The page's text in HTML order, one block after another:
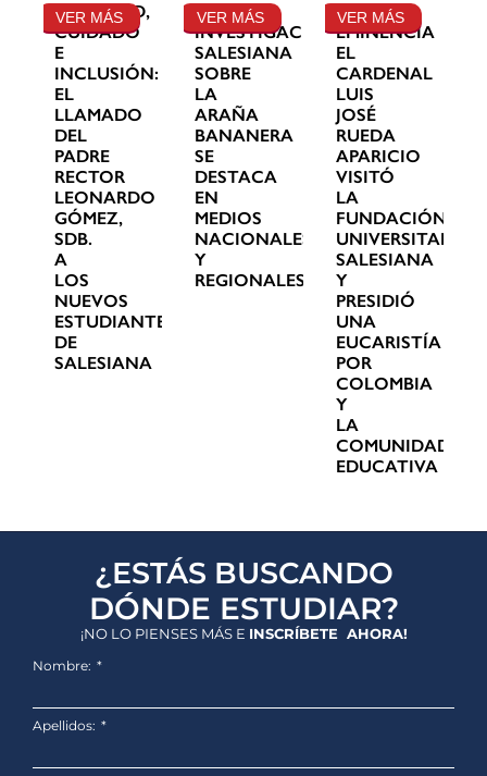
GRATITUD,
CUIDADO
E
INCLUSIÓN:
EL
LLAMADO
DEL
PADRE
RECTOR
LEONARDO
GÓMEZ,
SDB.
A
LOS
NUEVOS
ESTUDIANTES
DE
SALESIANA
VER MÁS
LA
INVESTIGACIÓN
SALESIANA
SOBRE
LA
ARAÑA
BANANERA
SE
DESTACA
EN
MEDIOS
NACIONALES
Y
REGIONALES
VER MÁS
SU
EMINENCIA
EL
CARDENAL
LUIS
JOSÉ
RUEDA
APARICIO
VISITÓ
LA
FUNDACIÓN
UNIVERSITARIA
SALESIANA
Y
PRESIDIÓ
UNA
EUCARISTÍA
POR
COLOMBIA
Y
LA
COMUNIDAD
EDUCATIVA
VER MÁS
¿ESTÁS BUSCANDO
DÓNDE ESTUDIAR?
¡NO LO PIENSES MÁS E INSCRÍBETE AHORA!
Nombre:
Apellidos: